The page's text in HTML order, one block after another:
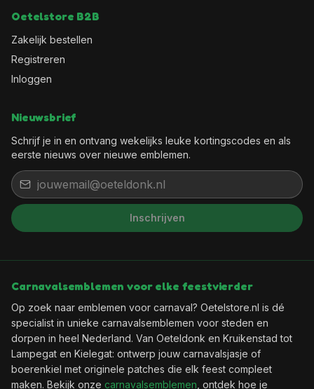
Oetelstore B2B
Zakelijk bestellen
Registreren
Inloggen
Nieuwsbrief
Schrijf je in en ontvang wekelijks leuke kortingscodes en als
eerste nieuws over nieuwe emblemen.
Inschrijven
Carnavalsemblemen voor elke feestvierder
Op zoek naar emblemen voor carnaval? Oetelstore.nl is dé
specialist in unieke carnavalsemblemen voor steden en
dorpen in heel Nederland. Van Oeteldonk en Kruikenstad tot
Lampegat en Kielegat: ontwerp jouw carnavalsjasje of
boerenkiel met originele patches die elk feest compleet
maken. Bekijk onze carnavalsemblemen , ontdek hoe je